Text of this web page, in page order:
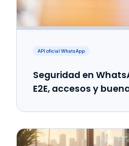
API oficial WhatsApp
Seguridad en
E2E, accesos y